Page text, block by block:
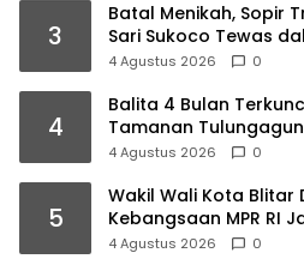
3
Batal Menikah, Sopir
Sari Sukoco Tewas
Mutiara 2
4 Agustus 2026 0
4
Balita 4 Bulan
Tamanan
dalam 10 Menit
4 Agustus 2026 0
5
Wakil Wali Kota Blitar
Kebangsaan MPR RI
4 Agustus 2026 0